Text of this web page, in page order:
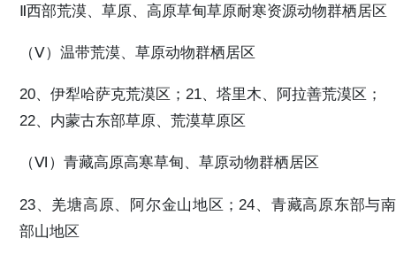
Ⅱ西部荒漠、草原、高原草甸草原耐寒资源动物群栖居区
（Ⅴ）温带荒漠、草原动物群栖居区
20、伊犁哈萨克荒漠区；21、塔里木、阿拉善荒漠区；
22、内蒙古东部草原、荒漠草原区
（Ⅵ）青藏高原高寒草甸、草原动物群栖居区
23、羌塘高原、阿尔金山地区；24、青藏高原东部与南
部山地区